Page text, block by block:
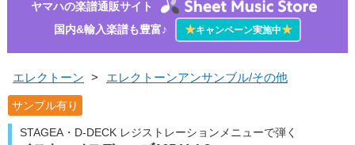
ヤマハの楽譜通販サイト
国内&輸入楽譜も豊富♪
★キャンペーン実施中★
エレクトーン > エレクトーンアンサンブル/その他
サンプル有り
STAGEA・D-DECK レジストレーションメニューで弾く